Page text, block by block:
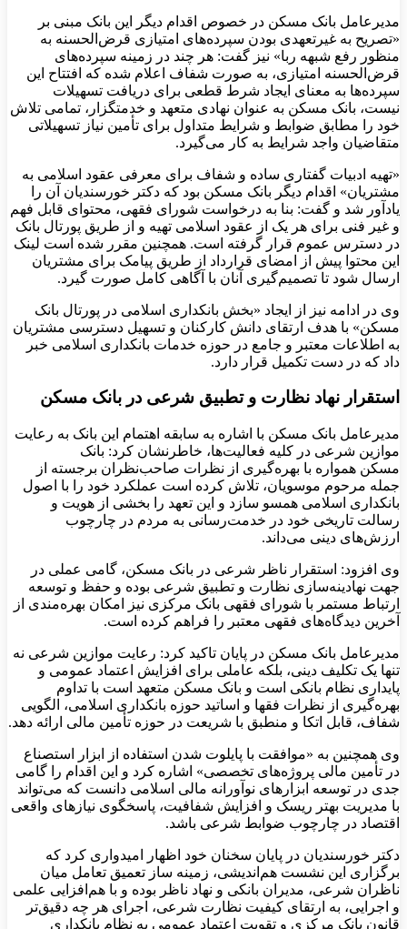
مدیرعامل بانک مسکن در خصوص اقدام دیگر این بانک مبنی بر
«تصریح به غیرتعهدی بودن سپرده‌های امتیازی قرض‌الحسنه به
منظور رفع شبهه ربا» نیز گفت: هر چند در زمینه سپرده‌های
قرض‌الحسنه امتیازی، به صورت شفاف اعلام شده که افتتاح این
سپرده‌ها به معنای ایجاد شرط قطعی برای دریافت تسهیلات
نیست، بانک مسکن به عنوان نهادی متعهد و خدمتگزار، تمامی تلاش
خود را مطابق ضوابط و شرایط متداول برای تأمین نیاز تسهیلاتی
متقاضیان واجد شرایط به کار می‌گیرد.
«تهیه ادبیات گفتاری ساده و شفاف برای معرفی عقود اسلامی به
مشتریان» اقدام دیگر بانک مسکن بود که دکتر خورسندیان آن را
یادآور شد و گفت: بنا به درخواست شورای فقهی، محتوای قابل فهم
و غیر فنی برای هر یک از عقود اسلامی تهیه و از طریق پورتال بانک
در دسترس عموم قرار گرفته است. همچنین مقرر شده است لینک
این محتوا پیش از امضای قرارداد از طریق پیامک برای مشتریان
ارسال شود تا تصمیم‌گیری آنان با آگاهی کامل صورت گیرد.
وی در ادامه نیز از ایجاد «بخش بانکداری اسلامی در پورتال بانک
مسکن» با هدف ارتقای دانش کارکنان و تسهیل دسترسی مشتریان
به اطلاعات معتبر و جامع در حوزه خدمات بانکداری اسلامی خبر
داد که در دست تکمیل قرار دارد.
استقرار نهاد نظارت و تطبیق شرعی در بانک مسکن
مدیرعامل بانک مسکن با اشاره به سابقه اهتمام این بانک به رعایت
موازین شرعی در کلیه فعالیت‌ها، خاطرنشان کرد: بانک
مسکن همواره با بهره‌گیری از نظرات صاحب‌نظران برجسته از
جمله مرحوم موسویان، تلاش کرده است عملکرد خود را با اصول
بانکداری اسلامی همسو سازد و این تعهد را بخشی از هویت و
رسالت تاریخی خود در خدمت‌رسانی به مردم در چارچوب
ارزش‌های دینی می‌داند.
وی افزود: استقرار ناظر شرعی در بانک مسکن، گامی عملی در
جهت نهادینه‌سازی نظارت و تطبیق شرعی بوده و حفظ و توسعه
ارتباط مستمر با شورای فقهی بانک مرکزی نیز امکان بهره‌مندی از
آخرین دیدگاه‌های فقهی معتبر را فراهم کرده است.
مدیرعامل بانک مسکن در پایان تاکید کرد: رعایت موازین شرعی نه
تنها یک تکلیف دینی، بلکه عاملی برای افزایش اعتماد عمومی و
پایداری نظام بانکی است و بانک مسکن متعهد است با تداوم
بهره‌گیری از نظرات فقها و اساتید حوزه بانکداری اسلامی، الگویی
شفاف، قابل اتکا و منطبق با شریعت در حوزه تأمین مالی ارائه دهد.
وی همچنین به «موافقت با پایلوت شدن استفاده از ابزار استصناع
در تأمین مالی پروژه‌های تخصصی» اشاره کرد و این اقدام را گامی
جدی در توسعه ابزارهای نوآورانه مالی اسلامی دانست که می‌تواند
با مدیریت بهتر ریسک و افزایش شفافیت، پاسخگوی نیازهای واقعی
اقتصاد در چارچوب ضوابط شرعی باشد.
دکتر خورسندیان در پایان سخنان خود اظهار امیدواری کرد که
برگزاری این نشست هم‌اندیشی، زمینه ساز تعمیق تعامل میان
ناظران شرعی، مدیران بانکی و نهاد ناظر بوده و با هم‌افزایی علمی
و اجرایی، به ارتقای کیفیت نظارت شرعی، اجرای هر چه دقیق‌تر
قانون بانک مرکزی و تقویت اعتماد عمومی به نظام بانکداری